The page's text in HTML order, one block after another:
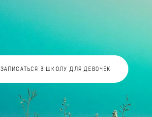
ЗАПИСАТЬСЯ В ШКОЛУ ДЛЯ ДЕВОЧЕК